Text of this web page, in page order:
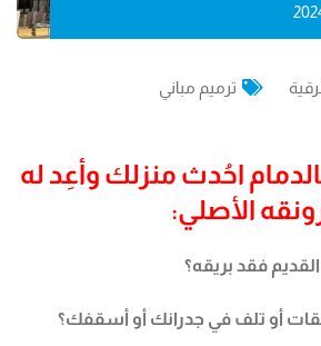
ترميم مباني
احُدث منزلك وأعِد له
الأصلي:
فقد بريقه؟
أو تلف في جدرانك أو أسقفك؟